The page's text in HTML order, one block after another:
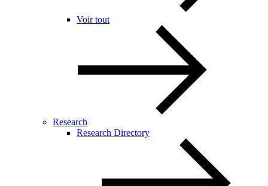
Voir tout
Research
Research Directory